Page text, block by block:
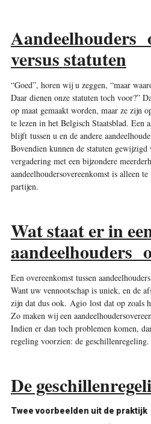
Aandeelhouders
versus statuten
“Goed”, horen wij u zeggen, “maar
Daar dienen onze statuten toch voor?”
op maat gemaakt worden, maar ze zijn
te lezen in het Belgisch Staatsblad. Een
blijft tussen u en de andere
Bovendien kunnen de statuten gewijzigd
vergadering met een bijzondere
aandeelhoudersovereenkomst is alleen
partijen.
Wat staat er in
aandeelhouders
Een overeenkomst tussen
Want uw vennootschap is uniek, en de
zijn dat dus ook. Agio lost dat op zoals
Zo maken wij een
Indien er dan toch problemen komen,
regeling voorzien: de geschillenregeling.
De
Twee voorbeelden uit de praktijk